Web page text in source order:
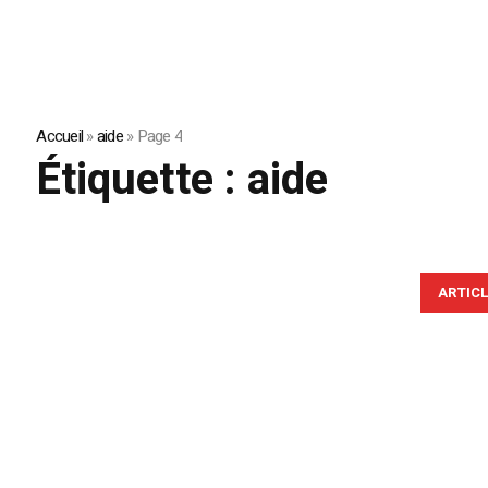
Accueil»aide»Page 4
Étiquette : aide